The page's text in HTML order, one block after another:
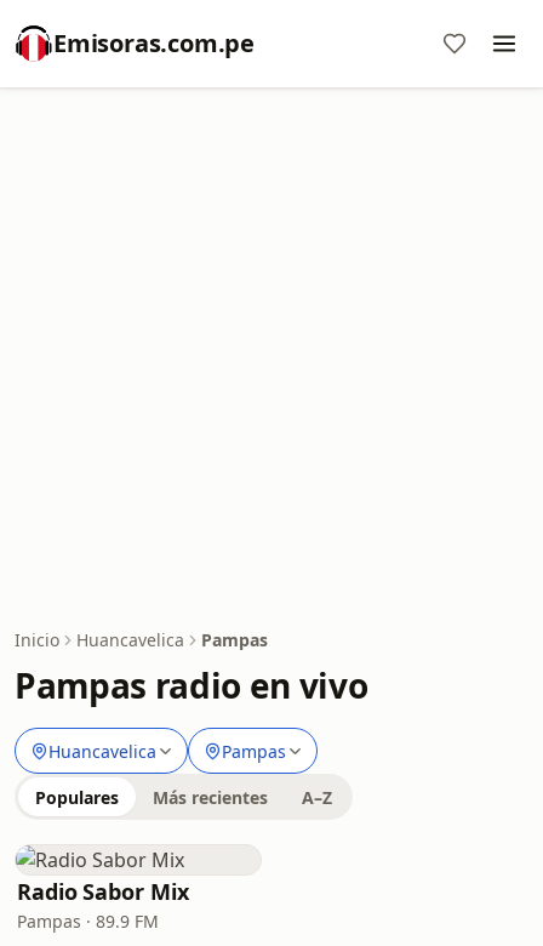
Emisoras.com.pe
Inicio Huancavelica Pampas
Pampas radio en vivo
Huancavelica Pampas
Populares Más recientes A–Z
Radio Sabor Mix
Pampas · 89.9 FM